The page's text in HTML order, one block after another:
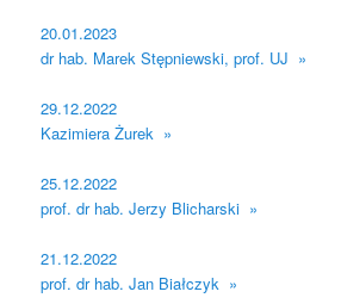
20.01.2023
dr hab. Marek Stępniewski, prof. UJ »
29.12.2022
Kazimiera Żurek »
25.12.2022
prof. dr hab. Jerzy Blicharski »
21.12.2022
prof. dr hab. Jan Białczyk »